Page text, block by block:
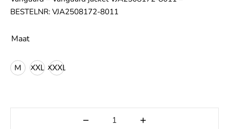
BESTELNR: VJA2508172-8011
Maat
M XXL XXXL